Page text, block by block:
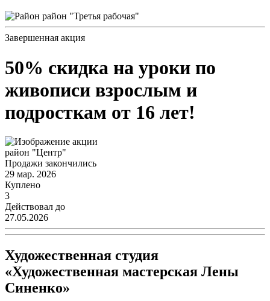
район "Третья рабочая"
Завершенная акция
50% скидка на уроки по
живописи взрослым и
подросткам от 16 лет!
район "Центр"
Продажи закончились
29 мар. 2026
Куплено
3
Действовал до
27.05.2026
Художественная студия
«Художественная мастерская Лены
Синенко»